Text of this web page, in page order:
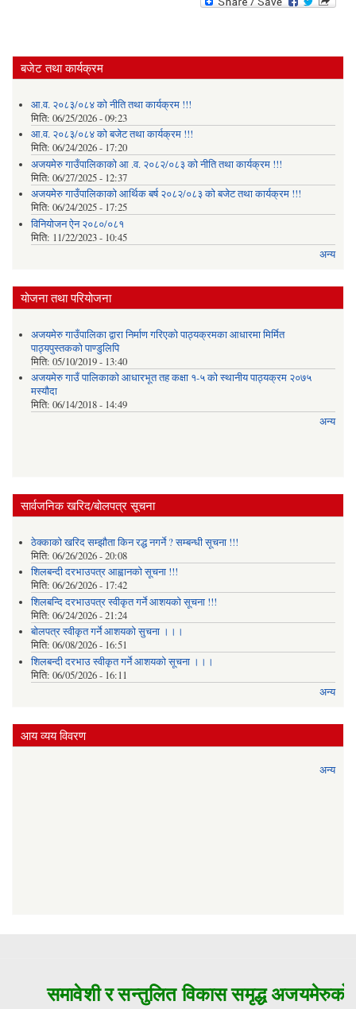
बजेट तथा कार्यक्रम
आ.व. २०८३/०८४ को नीति तथा कार्यक्रम !!!
मिति: 06/25/2026 - 09:23
आ.व. २०८३/०८४ को बजेट तथा कार्यक्रम !!!
मिति: 06/24/2026 - 17:20
अजयमेरु गाउँपालिकाको आ .व. २०८२/०८३ को नीति तथा कार्यक्रम !!!
मिति: 06/27/2025 - 12:37
अजयमेरु गाउँपालिकाको आर्थिक बर्ष २०८२/०८३ को बजेट तथा कार्यक्रम !!!
मिति: 06/24/2025 - 17:25
विनियोजन ऐन २०८०/०८१
मिति: 11/22/2023 - 10:45
अन्य
योजना तथा परियोजना
अजयमेरु गाउँपालिका द्वारा निर्माण गरिएको पाठ्यक्रमका आधारमा मिर्मित
पाठ्यपुस्तकको पाण्डुलिपि
मिति: 05/10/2019 - 13:40
अजयमेरु गाउँ पालिकाको आधारभूत तह कक्षा १-५ को स्थानीय पाठ्यक्रम २०७५
मस्यौदा
मिति: 06/14/2018 - 14:49
अन्य
सार्वजनिक खरिद/बोलपत्र सूचना
ठेक्काको खरिद सम्झौता किन रद्ध नगर्ने ? सम्बन्धी सूचना !!!
मिति: 06/26/2026 - 20:08
शिलबन्दी दरभाउपत्र आह्वानको सूचना !!!
मिति: 06/26/2026 - 17:42
शिलबन्दि दरभाउपत्र स्वीकृत गर्ने आशयकाे सूचना !!!
मिति: 06/24/2026 - 21:24
बोलपत्र स्वीकृत गर्ने आशयको सुचना ।।।
मिति: 06/08/2026 - 16:51
शिलबन्दी दरभाउ स्वीकृत गर्ने आशयको सूचना ।।।
मिति: 06/05/2026 - 16:11
अन्य
आय व्यय विवरण
अन्य
समावेशी र सन्तुलित विकास समृद्ध अजयमेरुको